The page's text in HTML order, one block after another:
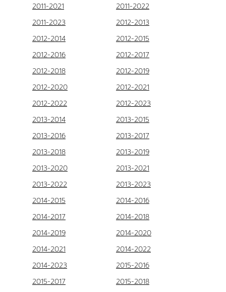
2011-2021
2011-2022
2011-2023
2012-2013
2012-2014
2012-2015
2012-2016
2012-2017
2012-2018
2012-2019
2012-2020
2012-2021
2012-2022
2012-2023
2013-2014
2013-2015
2013-2016
2013-2017
2013-2018
2013-2019
2013-2020
2013-2021
2013-2022
2013-2023
2014-2015
2014-2016
2014-2017
2014-2018
2014-2019
2014-2020
2014-2021
2014-2022
2014-2023
2015-2016
2015-2017
2015-2018